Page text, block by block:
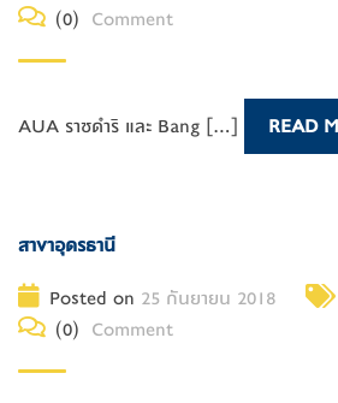
(0) Comment
AUA ราชดำริ และ Bang [...] READ
สาขาอุดรธานี
Posted on 25 กันยายน 2018
(0) Comment